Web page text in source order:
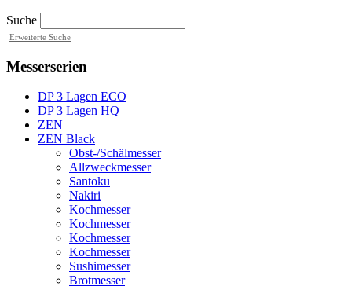
Suche
Erweiterte Suche
Messerserien
DP 3 Lagen ECO
DP 3 Lagen HQ
ZEN
ZEN Black
Obst-/Schälmesser
Allzweckmesser
Santoku
Nakiri
Kochmesser
Kochmesser
Kochmesser
Kochmesser
Sushimesser
Brotmesser